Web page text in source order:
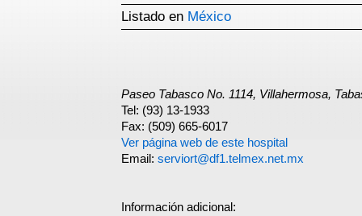
Listado en México
Paseo Tabasco No. 1114, Villahermosa,
Tel: (93) 13-1933
Fax: (509) 665-6017
Ver página web de este hospital
Email: serviort@df1.telmex.net.mx
Información adicional: